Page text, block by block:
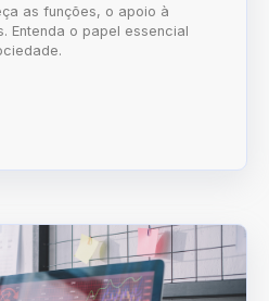
as funções, o apoio à
Entenda o papel essencial